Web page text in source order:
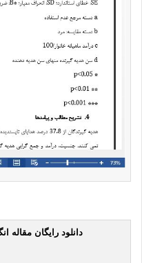
دانلود رایگان